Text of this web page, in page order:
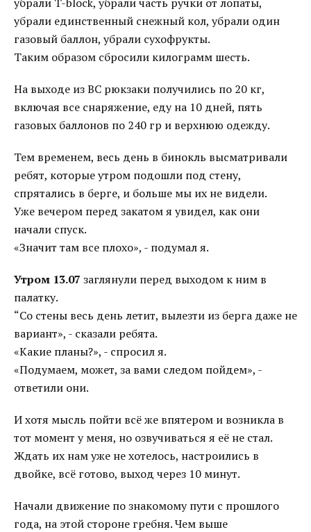
убрали единственный снежный кол, убрали один
газовый баллон, убрали сухофрукты.
Таким образом сбросили килограмм шесть.
На выходе из ВС рюкзаки получились по 20 кг,
включая все снаряжение, еду на 10 дней, пять
газовых баллонов по 240 гр и верхнюю одежду.
Тем временем, весь день в бинокль высматривали
ребят, которые утром подошли под стену,
спрятались в берге, и больше мы их не видели.
Уже вечером перед закатом я увидел, как они
начали спуск.
«Значит там все плохо», - подумал я.
Утром 13.07 заглянули перед выходом к ним в
палатку.
“Со стены весь день летит, вылезти из берга даже не
вариант», - сказали ребята.
«Какие планы?», - спросил я.
«Подумаем, может, за вами следом пойдем», -
ответили они.
И хотя мысль пойти всё же впятером и возникла в
тот момент у меня, но озвучиваться я её не стал.
Ждать их нам уже не хотелось, настроились в
двойке, всё готово, выход через 10 минут.
Начали движение по знакомому пути с прошлого
года, на этой стороне гребня. Чем выше